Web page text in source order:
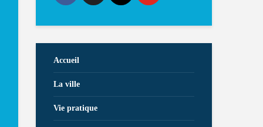
Accueil
La ville
Vie pratique